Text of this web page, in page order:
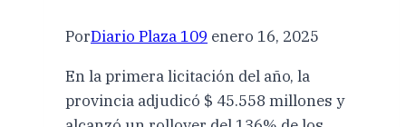
PorDiario Plaza 109 enero 16, 2025
En la primera licitación del año, la
provincia adjudicó $ 45.558 millones y